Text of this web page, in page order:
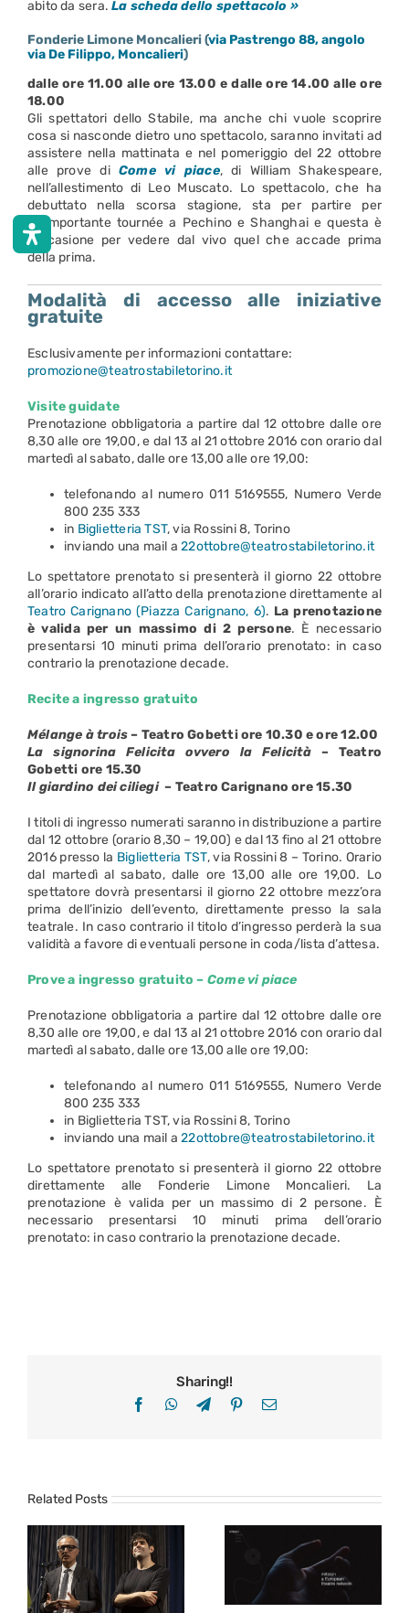
abito da sera.La scheda dello spettacolo »
Fonderie Limone Moncalieri (via Pastrengo 88, angolo
via De Filippo, Moncalieri)
dalle ore 11.00 alle ore 13.00 e dalle ore 14.00 alle ore
18.00
Gli spettatori dello Stabile, ma anche chi vuole scoprire
cosa si nasconde dietro uno spettacolo, saranno invitati ad
assistere nella mattinata e nel pomeriggio del 22 ottobre
alle prove di Come vi piace, di William Shakespeare,
nell’allestimento di Leo Muscato. Lo spettacolo, che ha
debuttato nella scorsa stagione, sta per partire per
un’importante tournée a Pechino e Shanghai e questa è
l’occasione per vedere dal vivo quel che accade prima
della prima.
Modalità di accesso alle iniziative
gratuite
Esclusivamente per informazioni contattare:
promozione@teatrostabiletorino.it
Visite guidate
Prenotazione obbligatoria a partire dal 12 ottobre dalle ore
8,30 alle ore 19,00, e dal 13 al 21 ottobre 2016 con orario dal
martedì al sabato, dalle ore 13,00 alle ore 19,00:
telefonando al numero 011 5169555, Numero Verde
800 235 333
in Biglietteria TST, via Rossini 8, Torino
inviando una mail a22ottobre@teatrostabiletorino.it
Lo spettatore prenotato si presenterà il giorno 22 ottobre
all’orario indicato all’atto della prenotazione direttamente al
Teatro Carignano (Piazza Carignano, 6). La prenotazione
è valida per un massimo di 2 persone. È necessario
presentarsi 10 minuti prima dell’orario prenotato: in caso
contrario la prenotazione decade.
Recite a ingresso gratuito
Mélange à trois– Teatro Gobetti ore 10.30 e ore 12.00
La signorina Felicita ovvero la Felicità – Teatro
Gobetti ore 15.30
Il giardino dei ciliegi– Teatro Carignano ore 15.30
I titoli di ingresso numerati saranno in distribuzione a partire
dal 12 ottobre (orario 8,30 – 19,00) e dal 13 fino al 21 ottobre
2016 presso la Biglietteria TST, via Rossini 8 – Torino. Orario
dal martedì al sabato, dalle ore 13,00 alle ore 19,00. Lo
spettatore dovrà presentarsi il giorno 22 ottobre mezz’ora
prima dell’inizio dell’evento, direttamente presso la sala
teatrale. In caso contrario il titolo d’ingresso perderà la sua
validità a favore di eventuali persone in coda/lista d’attesa.
Prove a ingresso gratuito – Come vi piace
Prenotazione obbligatoria a partire dal 12 ottobre dalle ore
8,30 alle ore 19,00, e dal 13 al 21 ottobre 2016 con orario dal
martedì al sabato, dalle ore 13,00 alle ore 19,00:
telefonando al numero 011 5169555, Numero Verde
800 235 333
in Biglietteria TST, via Rossini 8, Torino
inviando una mail a22ottobre@teatrostabiletorino.it
Lo spettatore prenotato si presenterà il giorno 22 ottobre
direttamente alle Fonderie Limone Moncalieri. La
prenotazione è valida per un massimo di 2 persone. È
necessario presentarsi 10 minuti prima dell’orario
prenotato: in caso contrario la prenotazione decade.
Sharing!!
FacebookWhatsApp
TelegramPinterestEmail
Related Posts